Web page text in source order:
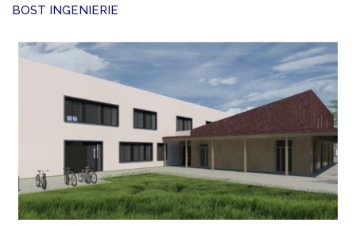
BOST INGENIERIE